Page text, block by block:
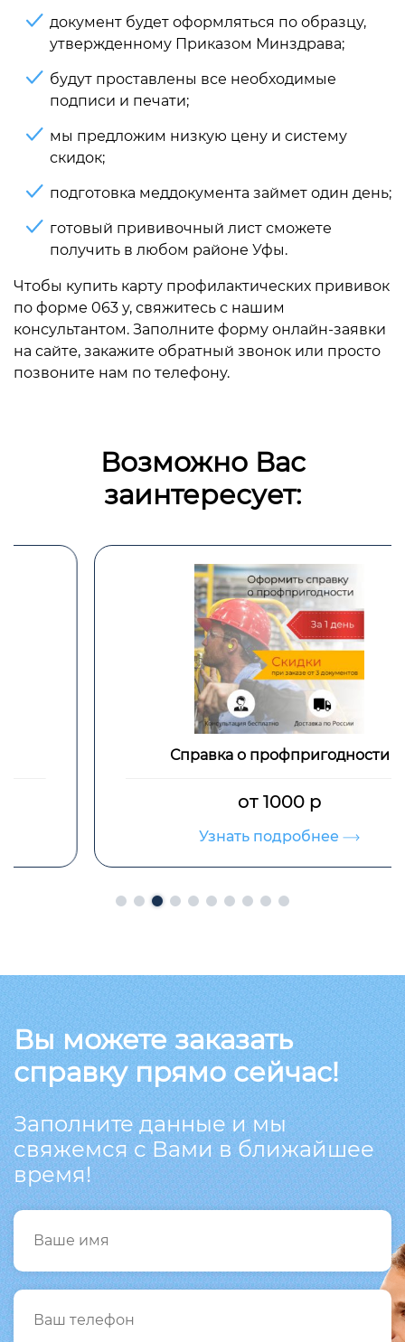
документ будет оформляться по образцу,
утвержденному Приказом Минздрава;
будут проставлены все необходимые
подписи и печати;
мы предложим низкую цену и систему
скидок;
подготовка меддокумента займет один день;
готовый прививочный лист сможете
получить в любом районе Уфы.
Чтобы купить карту профилактических прививок
по форме 063 у, свяжитесь с нашим
консультантом. Заполните форму онлайн-заявки
на сайте, закажите обратный звонок или просто
позвоните нам по телефону.
Возможно Вас
заинтересует:
Справка о профпригодности
от 1000 р
Узнать подробнее
Вы можете заказать
справку прямо сейчас!
Заполните данные и мы
свяжемся с Вами в ближайшее
время!